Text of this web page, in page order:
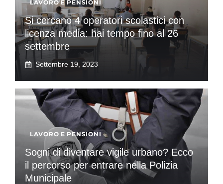
LAVORO E PENSIONI
Si cercano 4 operatori scolastici con
licenza media: hai tempo fino al 26
settembre
Settembre 19, 2023
LAVORO E PENSIONI
Sogni di diventare vigile urbano? Ecco
il percorso per entrare nella Polizia
Municipale